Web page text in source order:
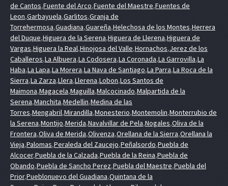
de Cantos,Fuente del Arco,Fuente del Maestre,Fuentes de
Leon,Garbayuela,Garlitos,Granja de
Torrehermosa,Guadiana,Guareña,Helechosa de los Montes,Herrera
del Duque,Higuera de la Serena,Higuera de Llerena,Higuera de
Vargas,Higuera la Real,Hinojosa del Valle,Hornachos,Jerez de los
Caballeros,La Albuera,La Codosera,La Coronada,La Garrovilla,La
Haba,La Lapa,La Morera,La Nava de Santiago,La Parra,La Roca de la
Sierra,La Zarza,Llera,Llerena,Lobon,Los Santos de
Maimona,Magacela,Maguilla,Malcocinado,Malpartida de la
Serena,Manchita,Medellin,Medina de las
Torres,Mengabril,Mirandilla,Monesterio,Montemolin,Monterrubio de
la Serena,Montijo,Merida,Navalvillar de Pela,Nogales,Oliva de la
Frontera,Oliva de Merida,Olivenza,Orellana de la Sierra,Orellana la
Vieja,Palomas,Peraleda del Zaucejo,Peñalsordo,Puebla de
Alcocer,Puebla de la Calzada,Puebla de la Reina,Puebla de
Obando,Puebla de Sancho Perez,Puebla del Maestre,Puebla del
Prior,Pueblonuevo del Guadiana,Quintana de la